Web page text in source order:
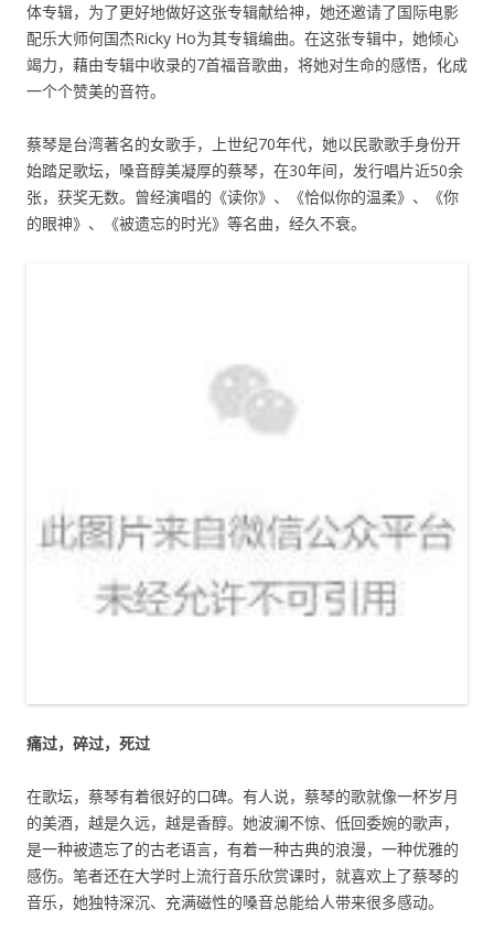
体专辑，为了更好地做好这张专辑献给神，她还邀请了国际电影
配乐大师何国杰Ricky Ho为其专辑编曲。在这张专辑中，她倾心
竭力，藉由专辑中收录的7首福音歌曲，将她对生命的感悟，化成
一个个赞美的音符。
蔡琴是台湾著名的女歌手，上世纪70年代，她以民歌歌手身份开
始踏足歌坛，嗓音醇美凝厚的蔡琴，在30年间，发行唱片近50余
张，获奖无数。曾经演唱的《读你》、《恰似你的温柔》、《你
的眼神》、《被遗忘的时光》等名曲，经久不衰。
痛过，碎过，死过
在歌坛，蔡琴有着很好的口碑。有人说，蔡琴的歌就像一杯岁月
的美酒，越是久远，越是香醇。她波澜不惊、低回委婉的歌声，
是一种被遗忘了的古老语言，有着一种古典的浪漫，一种优雅的
感伤。笔者还在大学时上流行音乐欣赏课时，就喜欢上了蔡琴的
音乐，她独特深沉、充满磁性的嗓音总能给人带来很多感动。